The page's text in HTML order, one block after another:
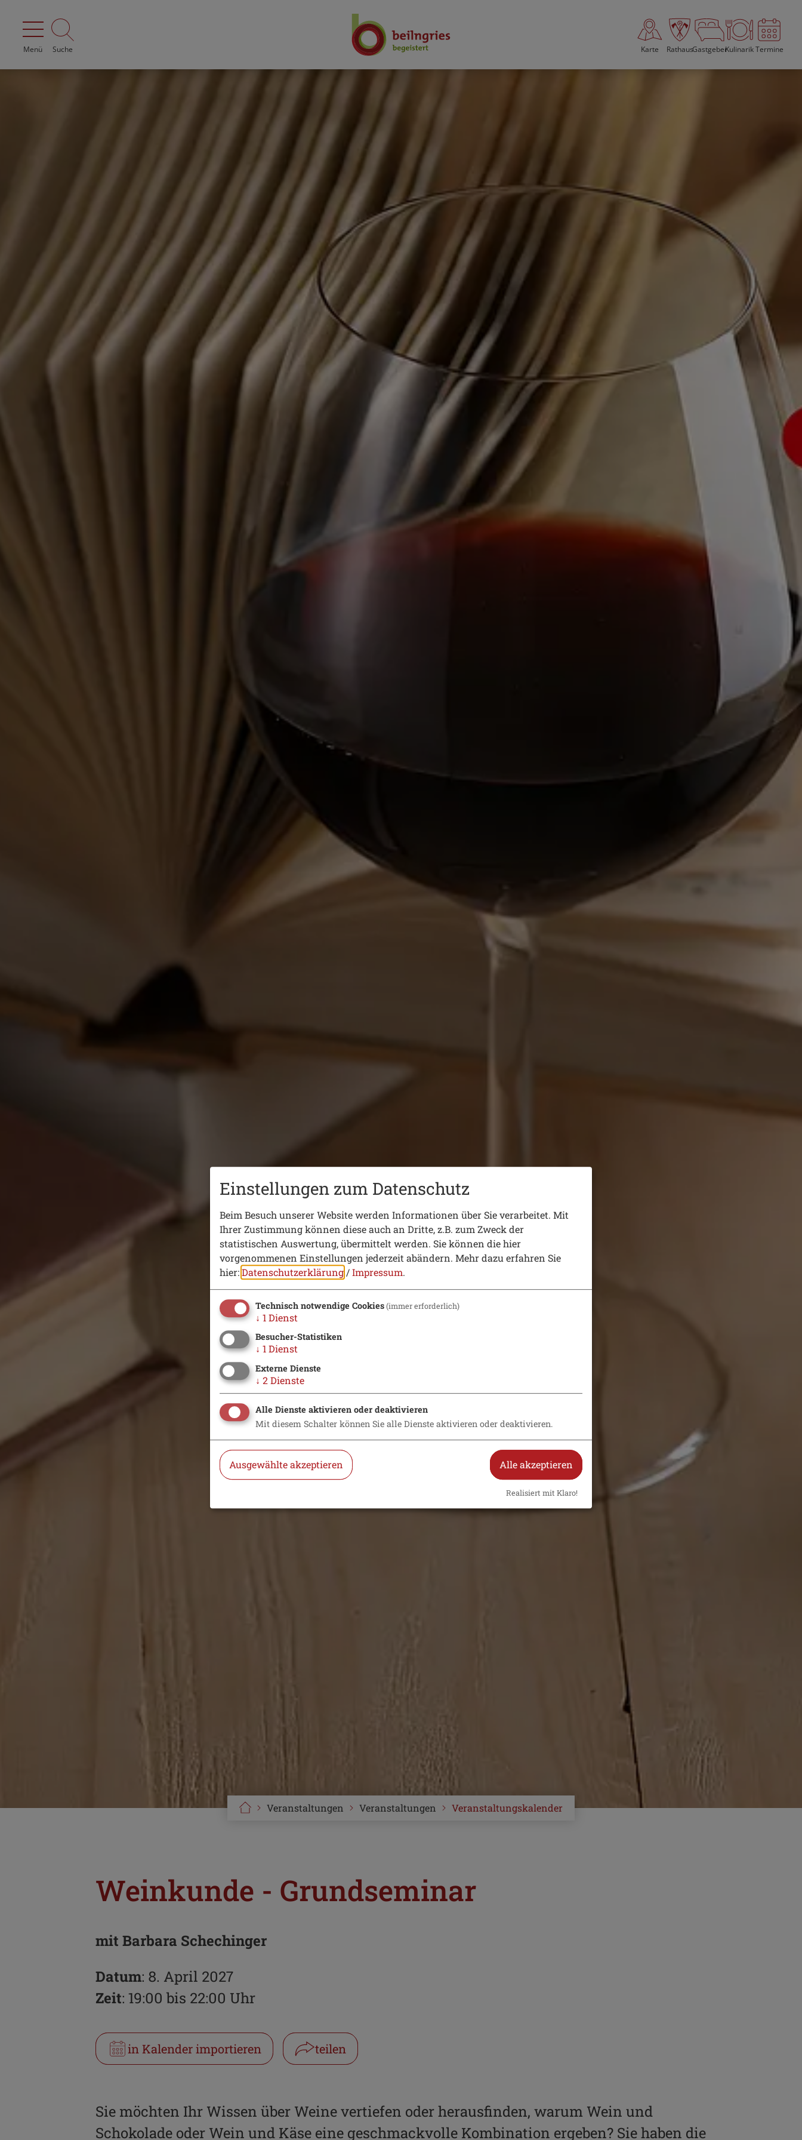
Menü Suche Karte RathausGastgeberKulinarikTermine
Veranstaltungskalender
Veranstaltungen
Veranstaltungen
Weinkunde - Grundseminar
mit Barbara Schechinger
Datum: 8. April 2027
Zeit: 19:00 bis 22:00 Uhr
in Kalender importieren
teilen
WhatsApp
Link kopieren
Sie möchten Ihr Wissen über Weine vertiefen oder herausfinden, warum Wein und
Schokolade oder Wein und Käse eine geschmackvolle Kombination ergeben? Sie haben die
Einstellungen zum Datenschutz
Beim Besuch unserer Website werden Informationen über Sie verarbeitet. Mit
Ihrer Zustimmung können diese auch an Dritte, z.B. zum Zweck der
statistischen Auswertung, übermittelt werden. Sie können die hier
vorgenommenen Einstellungen jederzeit abändern. Mehr dazu erfahren Sie
hier:Datenschutzerklärung/Impressum.
Technisch notwendige Cookies(immer erforderlich)
↓ 1Dienst
Besucher-Statistiken
↓ 1Dienst
Externe Dienste
↓ 2 Dienste
Alle Dienste aktivieren oder deaktivieren
Mit diesem Schalter können Sie alle Dienste aktivieren oder deaktivieren.
Ausgewählte akzeptieren Alle akzeptieren
Realisiert mit Klaro!